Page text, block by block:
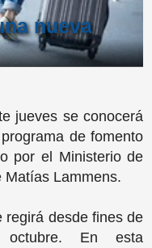
nueva
jueves se conocerá
de fomento
por el Ministerio de
Matías Lammens.
regirá desde fines de
En esta